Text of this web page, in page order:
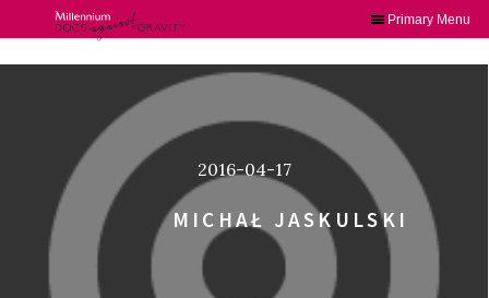
Primary Menu
2016-04-17
MICHAŁ JASKULSKI